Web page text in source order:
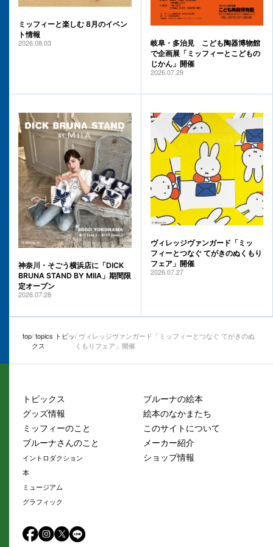
ミッフィーと楽しむ 8月のイベン
ト情報
2026.08.03
岐阜・多治見 こども陶器博物館
で企画展「ミッフィーとこどもの
じかん」開催
2026.07.29
神奈川・そごう横浜店に「DICK
BRUNA STAND BY MIIA」期間限
定オープン
2026.07.28
ヴィレッジヴァンガード「ミッ
フィーとつなぐ てがきのぬくもり
フェア」開催
2026.07.27
top topics トピッ
クス
ヴィレッジヴァンガード「ミッフィーとつなぐ てがきのぬ
くもりフェア」開催
トピックス
グッズ情報
ミッフィーのこと
ブルーナさんのこと
イントロダクション
本
ミュージアム
グラフィック
ブルーナの絵本
絵本のなかまたち
このサイトについて
メーカー紹介
ショップ情報